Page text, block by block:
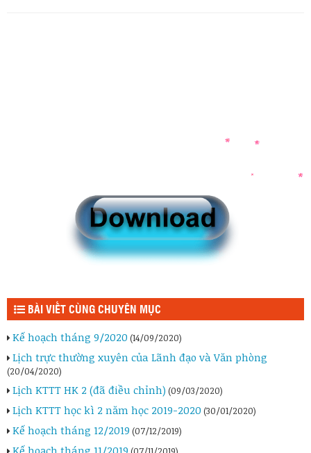
BÀI VIẾT CÙNG CHUYÊN MỤC
Kế hoạch tháng 9/2020 (14/09/2020)
Lịch trực thường xuyên của Lãnh đạo và Văn phòng
(20/04/2020)
Lịch KTTT HK 2 (đã điều chỉnh) (09/03/2020)
Lịch KTTT học kì 2 năm học 2019-2020 (30/01/2020)
Kế hoạch tháng 12/2019 (07/12/2019)
Kế hoạch tháng 11/2019